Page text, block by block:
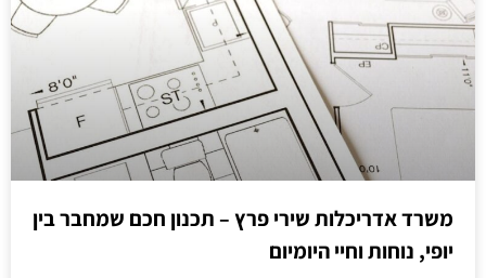
משרד אדריכלות שירי פרץ – תכנון חכם שמחבר בין
יופי, נוחות וחיי היומיום